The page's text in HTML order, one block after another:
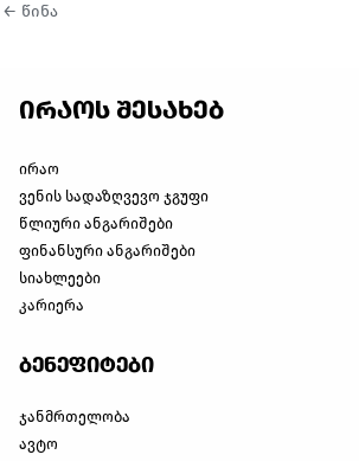
← წინა
ირაოს შესახებ
ირაო
ვენის სადაზღვევო ჯგუფი
წლიური ანგარიშები
ფინანსური ანგარიშები
სიახლეები
კარიერა
ბენეფიტები
ჯანმრთელობა
ავტო